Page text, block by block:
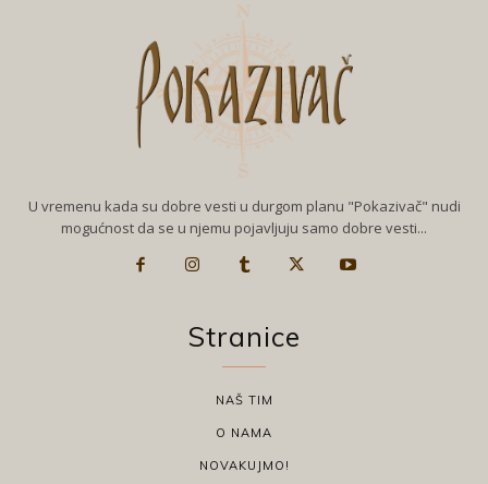
U vremenu kada su dobre vesti u durgom planu "Pokazivač" nudi
mogućnost da se u njemu pojavljuju samo dobre vesti...
Stranice
NAŠ TIM
O NAMA
NOVAKUJMO!